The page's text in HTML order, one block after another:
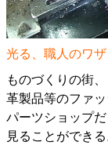
光る、職人のワザ
ものづくりの街
革製品等のファ
パーツショップ
見ることができる